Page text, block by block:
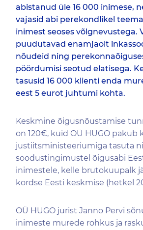
abistanud üle 16 000 inimese,
vajasid abi perekondlikel
inimest seoses võlgnevustega.
puudutavad enamjaolt
nõudeid ning
pöördumisi seotud elatisega.
tasusid 16 000 klienti enda
eest 5 eurot juhtumi kohta.
Keskmine õigusnõustamise
on 120€, kuid OÜ HUGO pakub
justiitsministeeriumiga tasuta
soodustingimustel õigusabi
inimestele, kelle brutokuupalk
kordse Eesti keskmise (hetkel
OÜ HUGO jurist Janno Pervi
inimeste murede rohkus ja